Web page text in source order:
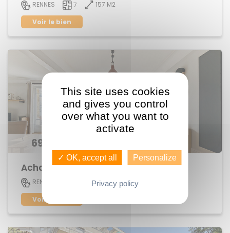
RENNES 7
157 M2
Voir le bien
696 300 €
Achat Appartement centre ville
RENNES
152 M2
Voir le bien
This site uses cookies
and gives you control
over what you want to
activate
✓ OK, accept all Personalize
Privacy policy